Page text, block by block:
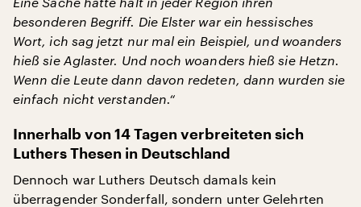
besonderen Begriff. Die Elster war ein hessisches
Wort, ich sag jetzt nur mal ein Beispiel, und woanders
hieß sie Aglaster. Und noch woanders hieß sie Hetzn.
Wenn die Leute dann davon redeten, dann wurden sie
einfach nicht verstanden.“
Innerhalb von 14 Tagen verbreiteten sich
Luthers Thesen in Deutschland
Dennoch war Luthers Deutsch damals kein
überragender Sonderfall, sondern unter Gelehrten